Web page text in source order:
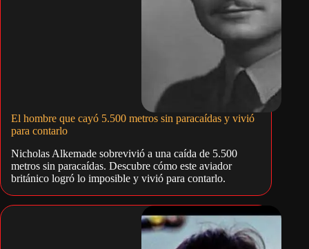
El hombre que cayó 5.500 metros sin paracaídas y vivió
para contarlo
Nicholas Alkemade sobrevivió a una caída de 5.500
metros sin paracaídas. Descubre cómo este aviador
británico logró lo imposible y vivió para contarlo.